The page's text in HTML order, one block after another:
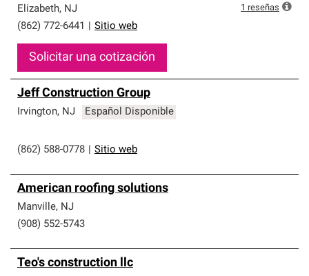
Elizabeth, NJ
(862) 772-6441
Sitio web
Solicitar una cotización
1 reseñas
Jeff Construction Group
Irvington, NJ Español Disponible
(862) 588-0778 Sitio web
American roofing solutions
Manville, NJ
(908) 552-5743
Teo's construction llc